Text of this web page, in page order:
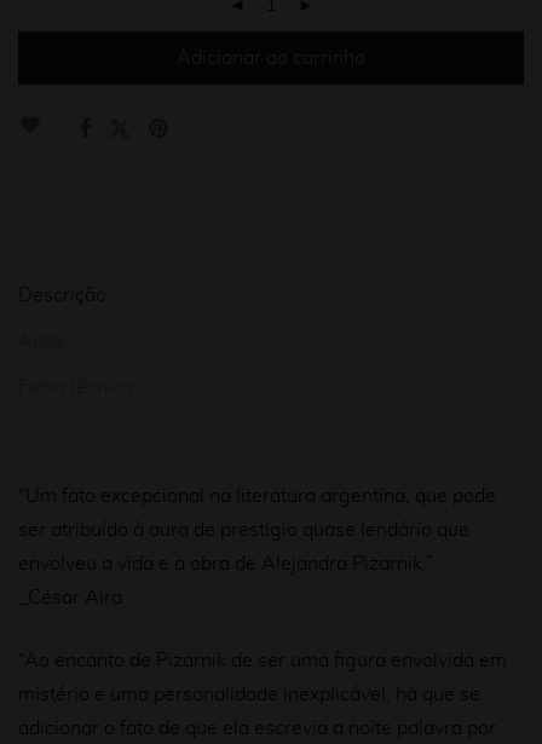
“Um fato excepcional na literatura argentina, que pode
ser atribuído à aura de prestígio quase lendário que
envolveu a vida e a obra de Alejandra Pizarnik.”
_César Aira
“Ao encanto de Pizarnik de ser uma figura envolvida em
mistério e uma personalidade inexplicável, há que se
adicionar o fato de que ela escrevia a noite palavra por